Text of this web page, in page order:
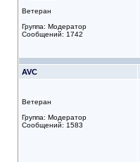
Ветеран
Группа: Модератор
Сообщений: 1742
AVC
Ветеран
Группа: Модератор
Сообщений: 1583